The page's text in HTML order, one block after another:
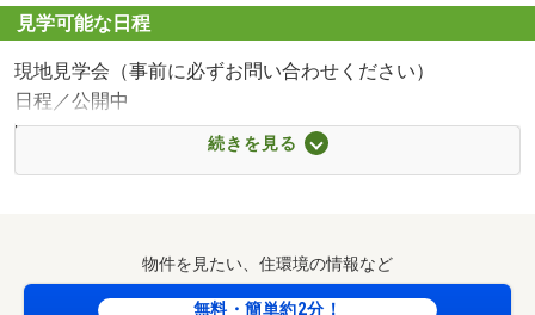
■【ドラッグストア】セイムス差間店（約750m・徒歩10
分）
■【病院】埼玉協同病院（約1300m・徒歩17分）
■【駅】ＪＲ東川口駅（約2400m・徒歩30分）
■【小学校】市立差間小学校（約290m・徒歩4分）
見学可能な日程
現地見学会（事前に必ずお問い合わせください）
日程／公開中
時間／8:00～22:00
「東宝ハウスフィナンシャル」は住信SBIネット銀行の銀
行代理業者です。
魅力的な金利に加え、金利上乗せなしで全疾病保障が付帯
続きを見る
物件を見たい、住環境の情報など
無料・簡単約2分！